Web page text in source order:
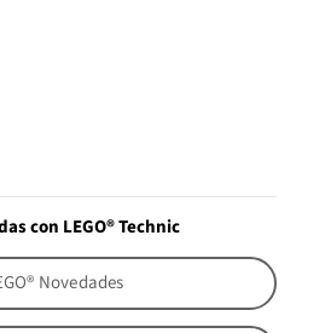
con LEGO® Technic
Novedades